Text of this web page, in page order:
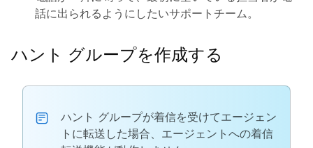
話に出られるようにしたいサポートチーム。
ハント グループを作成する
ハント グループが着信を受けてエージェン
トに転送した場合、エージェントへの着信